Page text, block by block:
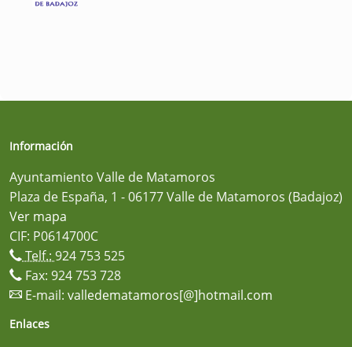
Información
Ayuntamiento Valle de Matamoros
Plaza de España, 1 - 06177 Valle de Matamoros (Badajoz)
Ver mapa
CIF: P0614700C
Telf.: 924 753 525
Fax: 924 753 728
E-mail: valledematamoros[@]hotmail.com
Enlaces